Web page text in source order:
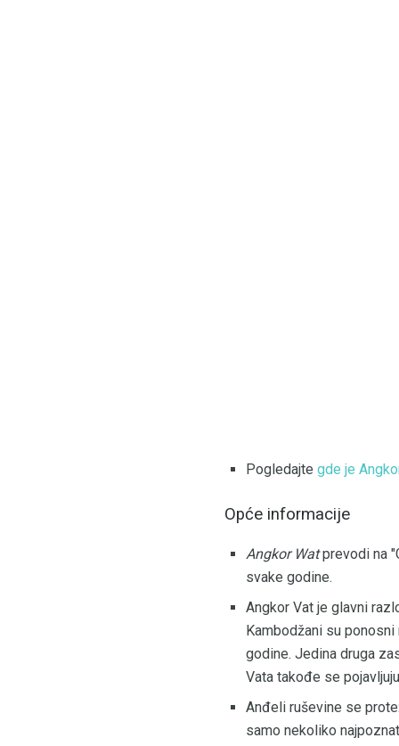
Pogledajte gde je
Opće informacije
Angkor Watprevodi na
svake godine.
Angkor Vat je glavni
Kambodžani su
godine. Jedina druga
Vata takođe se
Anđeli ruševine se
samo nekoliko